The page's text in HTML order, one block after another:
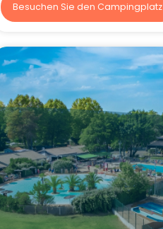
Besuchen Sie den Campingplatz